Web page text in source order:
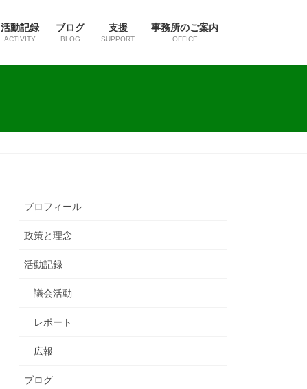
活動記録
ACTIVITY
ブログ
BLOG
支援
SUPPORT
事務所のご案内
OFFICE
プロフィール
政策と理念
活動記録
議会活動
レポート
広報
ブログ